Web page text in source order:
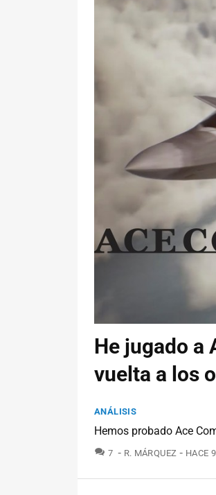
He jugado a
vuelta a los
ANÁLISIS
Hemos probado Ace
7 COMENTARIOS
R. MÁRQUEZ HACE